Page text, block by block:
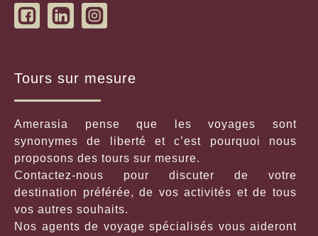
Tours sur mesure
Amerasia pense que les voyages sont
synonymes de liberté et c’est pourquoi nous
proposons des tours sur mesure.
Contactez-nous pour discuter de votre
destination préférée, de vos activités et de tous
vos autres souhaits.
Nos agents de voyage spécialisés vous aideront